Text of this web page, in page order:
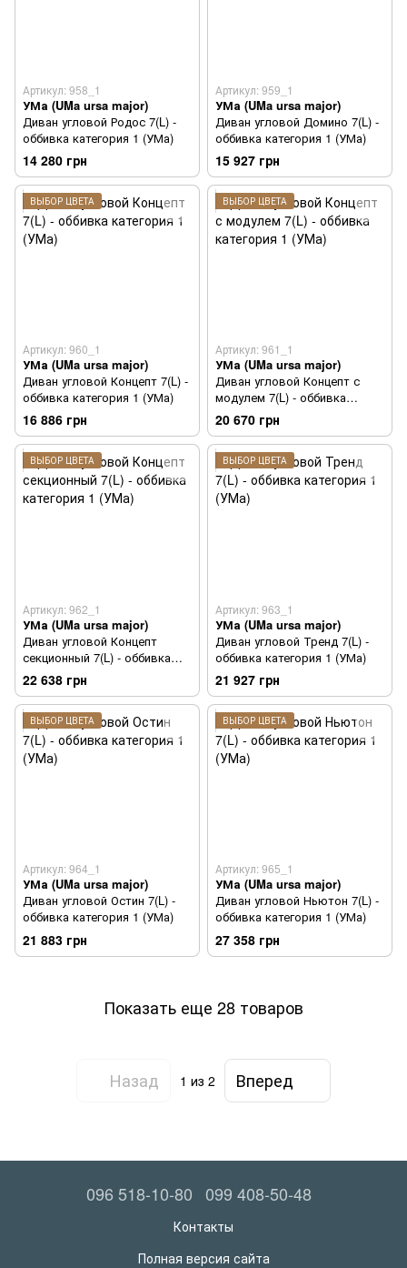
Артикул: 958_1
УМа (UMa ursa major)
Диван угловой Родос 7(L) -
оббивка категория 1 (УМа)
14 280 грн
Артикул: 959_1
УМа (UMa ursa major)
Диван угловой Домино 7(L) -
оббивка категория 1 (УМа)
15 927 грн
ВЫБОР ЦВЕТА
Артикул: 960_1
УМа (UMa ursa major)
Диван угловой Концепт 7(L) -
оббивка категория 1 (УМа)
16 886 грн
ВЫБОР ЦВЕТА
Артикул: 961_1
УМа (UMa ursa major)
Диван угловой Концепт с
модулем 7(L) - оббивка
категория 1 (УМа)
20 670 грн
ВЫБОР ЦВЕТА
Артикул: 962_1
УМа (UMa ursa major)
Диван угловой Концепт
секционный 7(L) - оббивка
категория 1 (УМа)
22 638 грн
ВЫБОР ЦВЕТА
Артикул: 963_1
УМа (UMa ursa major)
Диван угловой Тренд 7(L) -
оббивка категория 1 (УМа)
21 927 грн
ВЫБОР ЦВЕТА
Артикул: 964_1
УМа (UMa ursa major)
Диван угловой Остин 7(L) -
оббивка категория 1 (УМа)
21 883 грн
ВЫБОР ЦВЕТА
Артикул: 965_1
УМа (UMa ursa major)
Диван угловой Ньютон 7(L) -
оббивка категория 1 (УМа)
27 358 грн
Показать еще 28 товаров
Назад 1 из 2 Вперед
096 518-10-80 099 408-50-48
Контакты
Полная версия сайта